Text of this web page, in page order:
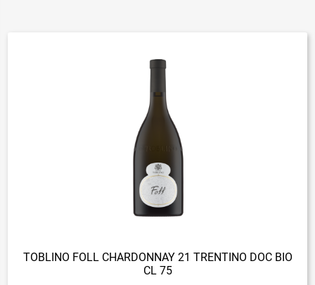
TOBLINO FOLL CHARDONNAY 21 TRENTINO DOC BIO
CL 75